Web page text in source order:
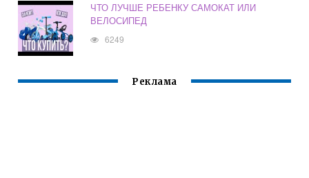
ЧТО ЛУЧШЕ РЕБЕНКУ САМОКАТ ИЛИ
ВЕЛОСИПЕД
6249
Реклама